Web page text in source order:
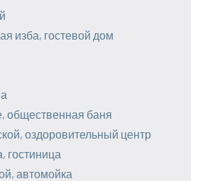
изба, гостевой дом
общественная баня
оздоровительный центр
гостиница
автомойка